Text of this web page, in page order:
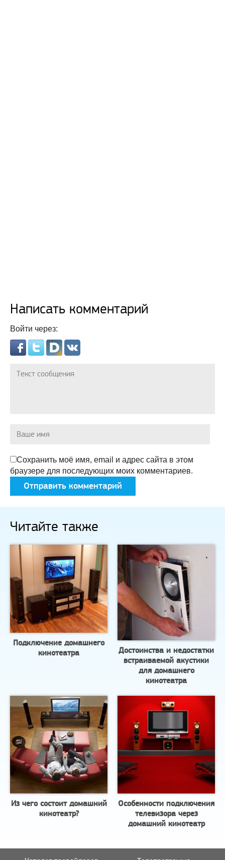
Написать комментарий
Войти через:
Сохранить моё имя, email и адрес сайта в этом
браузере для последующих моих комментариев.
Читайте также
Подключение домашнего
кинотеатра
Достоинства и недостатки
встраиваемой акустики
для домашнего
кинотеатра
Из чего состоит домашний
кинотеатр?
Особенности подключения
телевизора через
домашний кинотеатр